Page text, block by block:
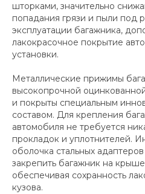
шторками, значительно
попадания грязи и пыли под
эксплуатации багажника,
лакокрасочное покрытие
установки.
Металлические прижимы
высокопрочной
и покрыты специальным
составом. Для крепления
автомобиля не требуется
прокладок и уплотнителей.
оболочка стальных
закрепить багажник на
обеспечивая сохранность
кузова.